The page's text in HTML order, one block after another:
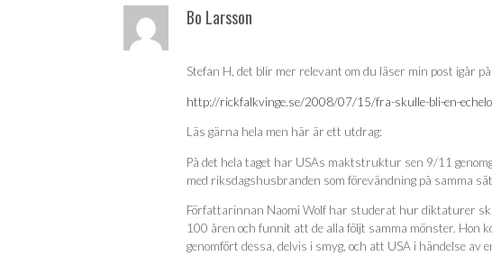
Bo Larsson
Stefan H, det blir mer relevant om du läser min post igår på
http://rickfalkvinge.se/2008/07/15/fra-skulle-bli-en-
Läs gärna hela men här är ett utdrag:
På det hela taget har USAs maktstruktur sen 9/11
med riksdagshusbranden som förevändning på samma
Författarinnan Naomi Wolf har studerat hur diktaturer
100 åren och funnit att de alla följt samma mönster.
genomfört dessa, delvis i smyg, och att USA i händelse